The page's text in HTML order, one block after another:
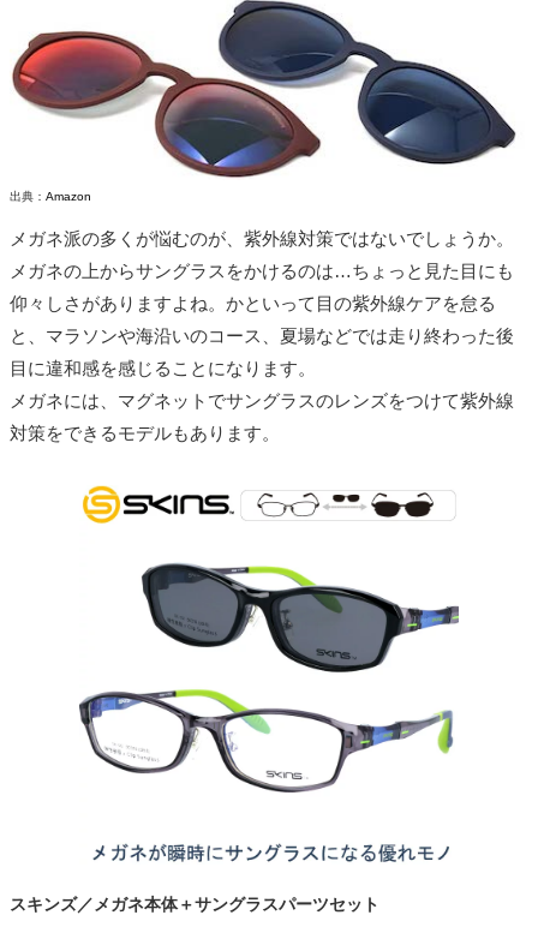
出典： Amazon
メガネ派の多くが悩むのが、紫外線対策ではないでしょうか。
メガネの上からサングラスをかけるのは…ちょっと見た目にも
仰々しさがありますよね。かといって目の紫外線ケアを怠る
と、マラソンや海沿いのコース、夏場などでは走り終わった後
目に違和感を感じることになります。
メガネには、マグネットでサングラスのレンズをつけて紫外線
対策をできるモデルもあります。
スキンズ／メガネ本体＋サングラスパーツセット